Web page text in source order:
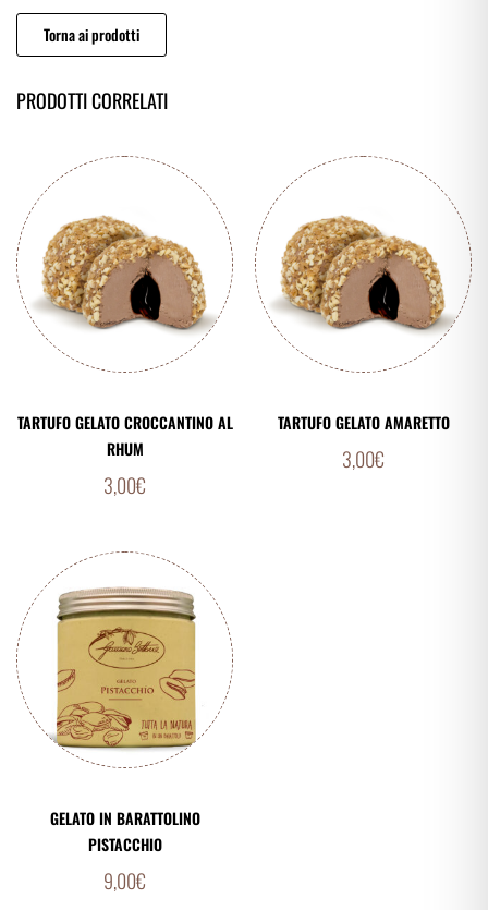
Torna ai prodotti
PRODOTTI CORRELATI
TARTUFO GELATO CROCCANTINO AL
RHUM
3,00€
TARTUFO GELATO AMARETTO
3,00€
GELATO IN BARATTOLINO
PISTACCHIO
9,00€